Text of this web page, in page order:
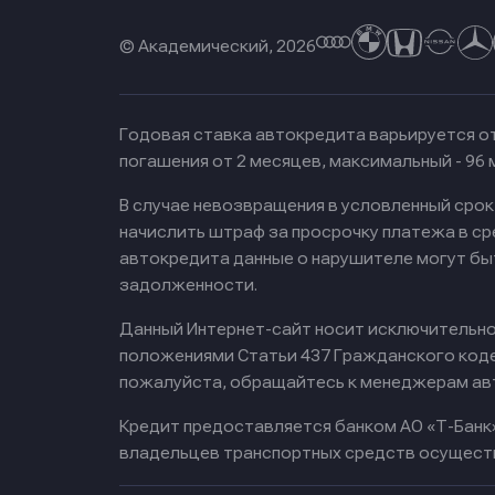
© Академический, 2026
Годовая ставка автокредита варьируется
погашения от 2 месяцев, максимальный -
В случае невозвращения в условленный
начислить штраф за просрочку платежа в
автокредита данные о нарушителе могут
задолженности.
Данный Интернет-сайт носит
положениями Статьи 437 Гражданского
пожалуйста, обращайтесь к менеджерам
Кредит предоставляется банком АО «Т-
владельцев транспортных средств